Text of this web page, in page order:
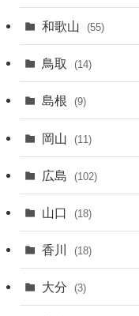
和歌山 (55)
鳥取 (14)
島根 (9)
岡山 (11)
広島 (102)
山口 (18)
香川 (18)
大分 (3)